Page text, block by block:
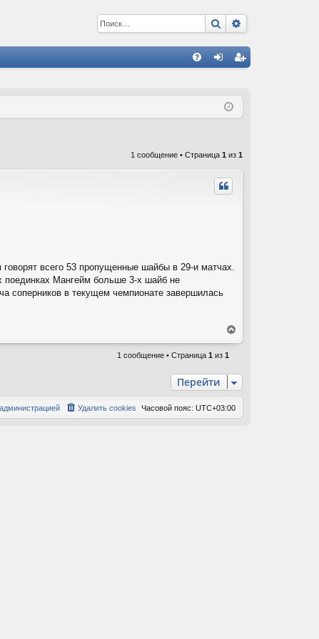
Поиск
ис
1 сообщение • Страница 1 из 1
всего 53 пропущенные шайбы в 29-и матчах.
поединках Мангейм больше 3-х шайб не
соперников в текущем чемпионате завершилась
е
у
т
я
1 сообщение • Страница 1 из 1
Перейти
Часовой пояс: UTC+03:00
Удалить cookies